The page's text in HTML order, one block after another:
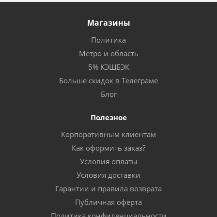
Магазины
Политика
Метро и область
5% КЭШБЭК
Больше скидок в Телеграме
Блог
Полезное
Корпоративным клиентам
Как оформить заказ?
Условия оплаты
Условия доставки
Гарантии и правила возврата
Публичная оферта